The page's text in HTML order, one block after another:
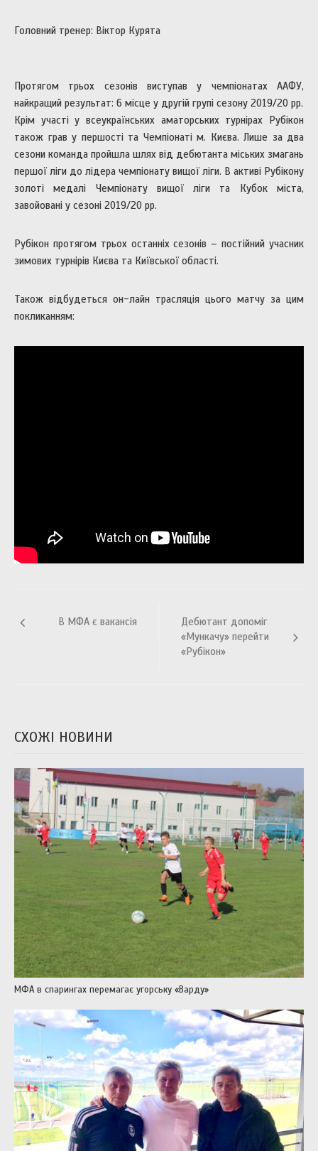
Головний тренер: Віктор Курята
Протягом трьох сезонів виступав у чемпіонатах ААФУ,
найкращий результат: 6 місце у другій групі сезону 2019/20 рр.
Крім участі у всеукраїнських аматорських турнірах Рубікон
також грав у першості та Чемпіонаті м. Києва. Лише за два
сезони команда пройшла шлях від дебютанта міських змагань
першої ліги до лідера чемпіонату вищої ліги. В активі Рубікону
золоті медалі Чемпіонату вищої ліги та Кубок міста,
завойовані у сезоні 2019/20 рр.
Рубікон протягом трьох останніх сезонів – постійний учасник
зимових турнірів Києва та Київської області.
Також відбудеться он-лайн трасляція цього матчу за цим
покликанням:
записівВ МФА є вакансія
Дебютант допоміг
«Мункачу» перейти
«Рубікон»
СХОЖІ НОВИНИ
МФА в спарингах перемагає угорську «Варду»